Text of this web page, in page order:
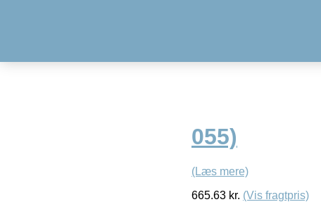
055)
(Læs mere)
665.63 kr. (Vis fragtpris)